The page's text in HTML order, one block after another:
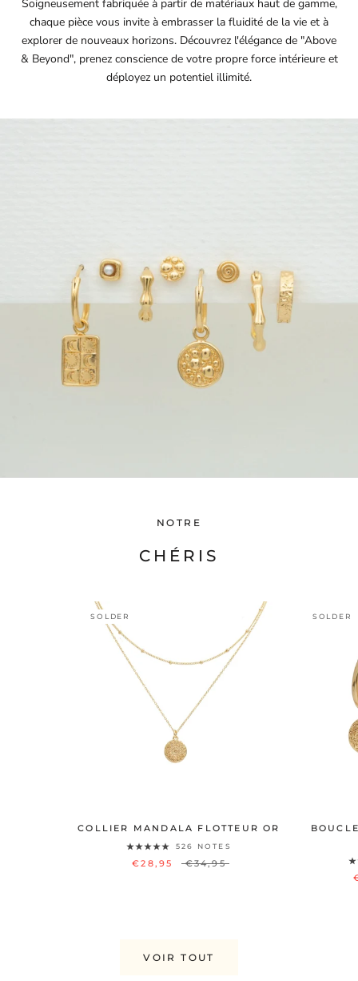
Soigneusement fabriquée à partir de matériaux haut de gamme,
chaque pièce vous invite à embrasser la fluidité de la vie et à
explorer de nouveaux horizons. Découvrez l'élégance de "Above
& Beyond", prenez conscience de votre propre force intérieure et
déployez un potentiel illimité.
NOTRE
CHÉRIS
SOLDER
COLLIER MANDALA FLOTTEUR OR
526 NOTES
€28,95 €34,95
SOLDER
VOIR TOUT